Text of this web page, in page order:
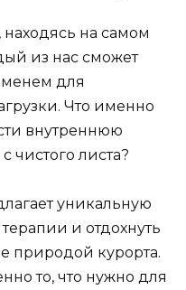
находясь на самом
из нас сможет
для
Что именно
внутреннюю
чистого листа?
уникальную
и отдохнуть
природой курорта.
то, что нужно для